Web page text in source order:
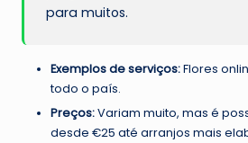
para muitos.
Exemplos de serviços:Flores
todo o país.
Preços:Variam muito, mas é
desde €25 até arranjos mais